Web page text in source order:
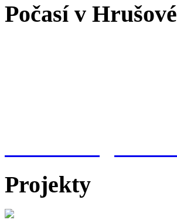
Počasí v Hrušové
Projekty